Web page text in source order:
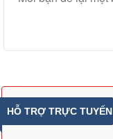
HỖ TRỢ TRỰC TUYẾN